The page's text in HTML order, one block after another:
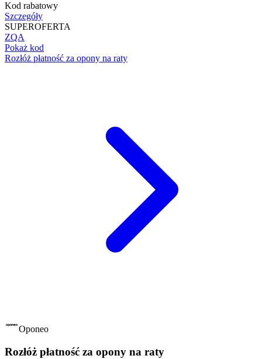
Kod rabatowy
Szczegóły
SUPEROFERTA
ZQA
Pokaż kod
Rozłóż płatność za opony na raty
Oponeo
Rozłóż płatność za opony na raty